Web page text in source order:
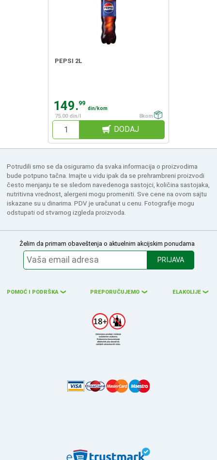
PEPSI 2L
149.99
din/kom
75.00 din/l
8kom
DODAJ
Potrudili smo se da osiguramo da svaka informacija o proizvodima
bude potpuno tačna. Imajte u vidu ipak da se prehrambreni proizvodi
često menjanju te se sledom navedenoga sastojci, količina sastojaka,
nutritivna vrednost, alergeni mogu promeniti. Sve cene na ovom sajtu
iskazane su u dinarima. PDV je uračunat u cenu. Fotografije mogu
odstupati od stvarnog izgleda proizvoda.
Želim da primam obaveštenja o aktuelnim akcijskim ponudama
PRIJAVA
POMOĆ I PODRŠKA ❮ PREPORUČUJEMO ❮ ELAKOLIJE ❮